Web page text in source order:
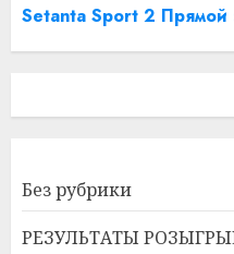
Setanta Sport 2 Прямой
Без рубрики
РЕЗУЛЬТАТЫ